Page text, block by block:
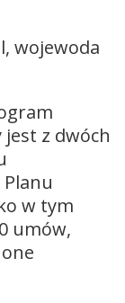
wojewoda
z dwóch
Planu
w tym
umów,